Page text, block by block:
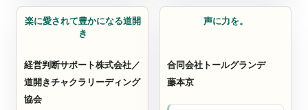
楽に愛されて豊かになる道開
き
経営判断サポート株式会社／
道開きチャクラリーディング
協会
声に力を。
合同会社トールグランデ
藤本京